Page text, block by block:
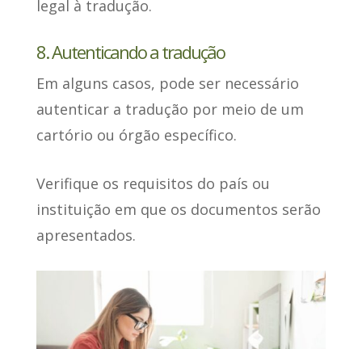
legal à tradução.
8. Autenticando a tradução
Em alguns casos, pode ser necessário
autenticar a tradução por meio de um
cartório ou órgão específico.
Verifique os requisitos do país ou
instituição em que os documentos serão
apresentados.